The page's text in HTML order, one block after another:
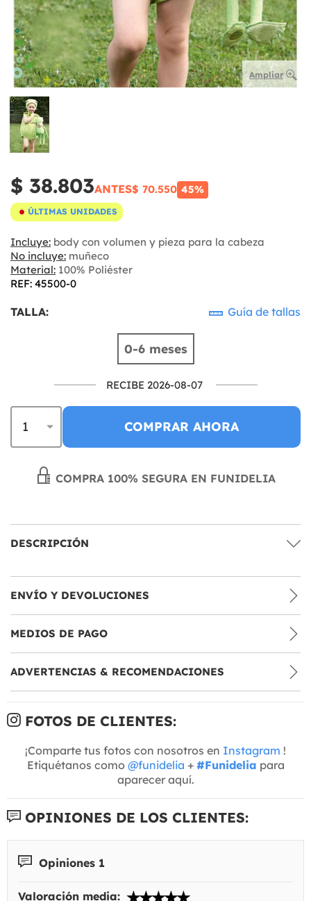
Ampliar
$ 38.803ANTES$ 70.550 45%
ÚLTIMAS UNIDADES
Incluye: body con volumen y pieza para la cabeza
No incluye: muñeco
Material: 100% Poliéster
REF: 45500-0
TALLA: Guía de tallas
0-6 meses
RECIBE 2026-08-07
COMPRAR AHORA
COMPRA 100% SEGURA EN FUNIDELIA
DESCRIPCIÓN
ENVÍO Y DEVOLUCIONES
MEDIOS DE PAGO
ADVERTENCIAS & RECOMENDACIONES
FOTOS DE CLIENTES:
¡Comparte tus fotos con nosotros en Instagram !
Etiquétanos como @funidelia + #Funidelia para
aparecer aquí.
OPINIONES DE LOS CLIENTES:
Opiniones 1
Valoración media: